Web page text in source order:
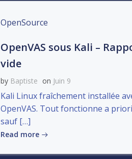
OpenSource
OpenVAS sous Kali –
vide
by Baptiste on Juin 9
Kali Linux fraîchement installée
OpenVAS. Tout fonctionne a
sauf […]
Read more